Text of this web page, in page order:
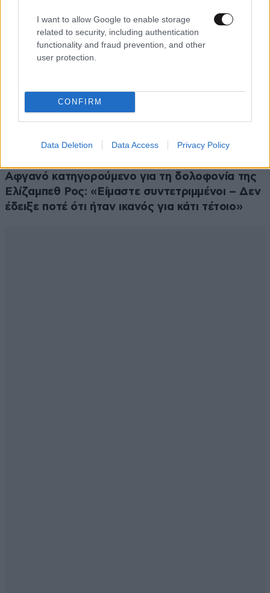
I want to allow Google to enable storage
related to security, including authentication
functionality and fraud prevention, and other
user protection.
CONFIRM
Data Deletion Data Access Privacy Policy
1 ω. πριν
Αφγανό κατηγορούμενο για τη δολοφονία της
Ελίζαμπεθ Ρος: «Είμαστε συντετριμμένοι – Δεν
έδειξε ποτέ ότι ήταν ικανός για κάτι τέτοιο»